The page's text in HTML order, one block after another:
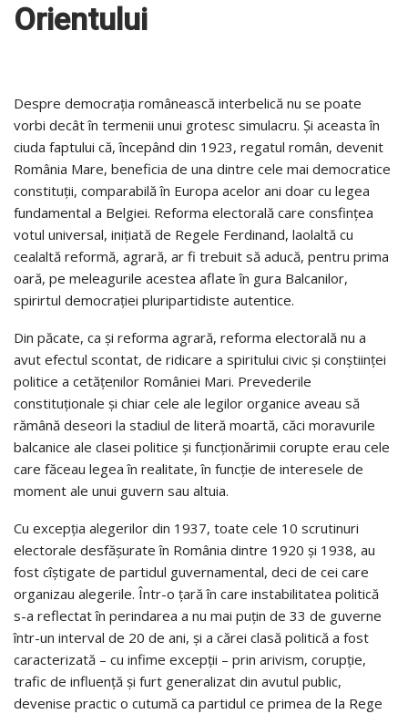
Orientului
Despre democrația românească interbelică nu se poate
vorbi decât în termenii unui grotesc simulacru. Și aceasta în
ciuda faptului că, începând din 1923, regatul român, devenit
România Mare, beneficia de una dintre cele mai democratice
constituții, comparabilă în Europa acelor ani doar cu legea
fundamental a Belgiei. Reforma electorală care consfințea
votul universal, inițiată de Regele Ferdinand, laolaltă cu
cealaltă reformă, agrară, ar fi trebuit să aducă, pentru prima
oară, pe meleagurile acestea aflate în gura Balcanilor,
spirirtul democrației pluripartidiste autentice.
Din păcate, ca și reforma agrară, reforma electorală nu a
avut efectul scontat, de ridicare a spiritului civic și conștiinței
politice a cetățenilor României Mari. Prevederile
constituționale și chiar cele ale legilor organice aveau să
rămână deseori la stadiul de literă moartă, căci moravurile
balcanice ale clasei politice și funcționărimii corupte erau cele
care făceau legea în realitate, în funcție de interesele de
moment ale unui guvern sau altuia.
Cu excepția alegerilor din 1937, toate cele 10 scrutinuri
electorale desfășurate în România dintre 1920 și 1938, au
fost cîștigate de partidul guvernamental, deci de cei care
organizau alegerile. Într-o țară în care instabilitatea politică
s-a reflectat în perindarea a nu mai puțin de 33 de guverne
într-un interval de 20 de ani, și a cărei clasă politică a fost
caracterizată – cu infime excepții – prin arivism, corupție,
trafic de influență și furt generalizat din avutul public,
devenise practic o cutumă ca partidul ce primea de la Rege